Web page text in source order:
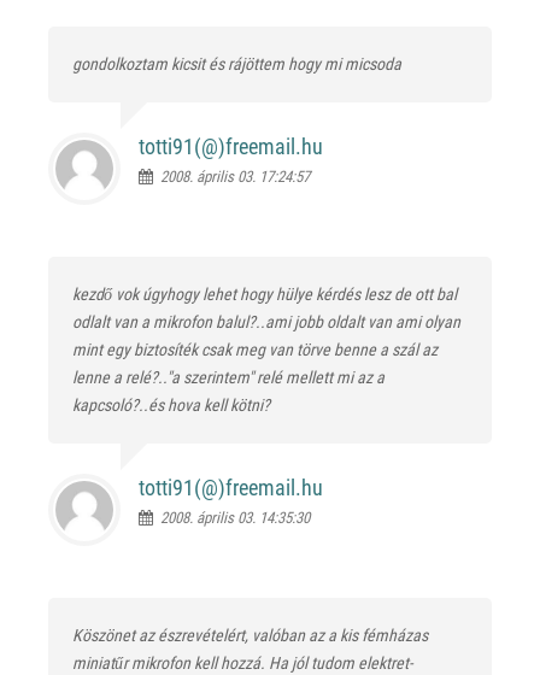
gondolkoztam kicsit és rájöttem hogy mi micsoda
totti91(@)freemail.hu
2008. április 03. 17:24:57
kezdő vok úgyhogy lehet hogy hülye kérdés lesz de ott bal
odlalt van a mikrofon balul?..ami jobb oldalt van ami olyan
mint egy biztosíték csak meg van törve benne a szál az
lenne a relé?.."a szerintem" relé mellett mi az a
kapcsoló?..és hova kell kötni?
totti91(@)freemail.hu
2008. április 03. 14:35:30
Köszönet az észrevételért, valóban az a kis fémházas
miniatűr mikrofon kell hozzá. Ha jól tudom elektret-